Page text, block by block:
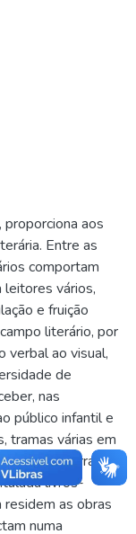
aos
Entre as
comportam
leitores vários,
e fruição
literário, por
verbal ao visual,
de
nas
público infantil e
tramas várias em
da narrativa
livros-
as obras
numa